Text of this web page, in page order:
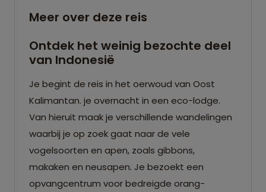
Meer over deze reis
Ontdek het weinig bezochte deel
van Indonesië
Je begint de reis in het oerwoud van Oost
Kalimantan. je overnacht in een eco-lodge.
Van hieruit maak je verschillende wandelingen
waarbij je op zoek gaat naar de vele
vogelsoorten en apen, zoals gibbons,
makaken en neusapen. Je bezoekt een
opvangcentrum voor bedreigde orang-